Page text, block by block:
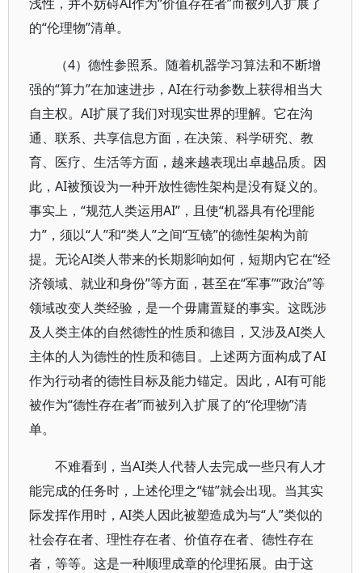
的“伦理物”清单。
（4）德性参照系。随着机器学习算法和不断增
强的“算力”在加速进步，AI在行动参数上获得相当大
自主权。AI扩展了我们对现实世界的理解。它在沟
通、联系、共享信息方面，在决策、科学研究、教
育、医疗、生活等方面，越来越表现出卓越品质。因
此，AI被预设为一种开放性德性架构是没有疑义的。
事实上，“规范人类运用AI”，且使“机器具有伦理能
力”，须以“人”和“类人”之间“互镜”的德性架构为前
提。无论AI类人带来的长期影响如何，短期内它在“经
济领域、就业和身份”等方面，甚至在“军事”“政治”等
领域改变人类经验，是一个毋庸置疑的事实。这既涉
及人类主体的自然德性的性质和德目，又涉及AI类人
主体的人为德性的性质和德目。上述两方面构成了AI
作为行动者的德性目标及能力锚定。因此，AI有可能
被作为“德性存在者”而被列入扩展了的“伦理物”清
单。
不难看到，当AI类人代替人去完成一些只有人才
能完成的任务时，上述伦理之“锚”就会出现。当其实
际发挥作用时，AI类人因此被塑造成为与“人”类似的
社会存在者、理性存在者、价值存在者、德性存在
者，等等。这是一种顺理成章的伦理拓展。由于这